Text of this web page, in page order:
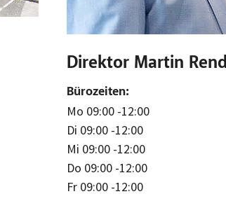
Direktor Martin Rendl
Bürozeiten:
Mo 09:00 -12:00
Di 09:00 -12:00
Mi 09:00 -12:00
Do 09:00 -12:00
Fr 09:00 -12:00